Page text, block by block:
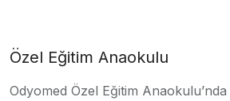
Özel Eğitim Anaokulu
Odyomed Özel Eğitim